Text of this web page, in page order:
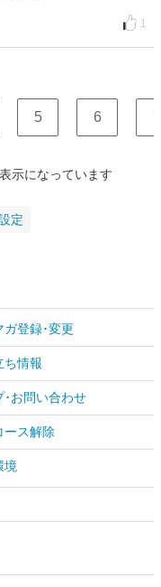
1
5 6 7
示になっています
定
ガ登録･変更
ち情報
･お問い合わせ
ース解除
境